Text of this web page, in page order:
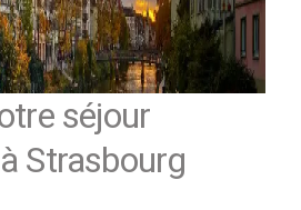
séjour
Strasbourg